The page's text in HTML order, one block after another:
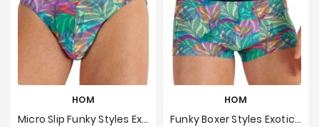
HOM
Micro Slip Funky Styles Exotic Jungle HOM Limited Edition
HOM
Funky Boxer Styles Exotic Jungle HOM Limited Edition